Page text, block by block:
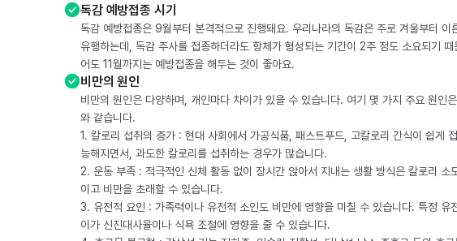
독감 예방접종 시기
독감 예방접종은 9월부터 본격적으로 진행돼요. 우리나라의 독감은 주로 겨울부터 이
유행하는데, 독감 주사를 접종하더라도 항체가 형성되는 기간이 2주 정도 소요되기 때
어도 11월까지는 예방접종을 해두는 것이 좋아요.
비만의 원인
비만의 원인은 다양하며, 개인마다 차이가 있을 수 있습니다. 여기 몇 가지 주요 원인
와 같습니다.
1. 칼로리 섭취의 증가 : 현대 사회에서 가공식품, 패스트푸드, 고칼로리 간식이 쉽게
능해지면서, 과도한 칼로리를 섭취하는 경우가 많습니다.
2. 운동 부족 : 적극적인 신체 활동 없이 장시간 앉아서 지내는 생활 방식은 칼로리 소
이고 비만을 초래할 수 있습니다.
3. 유전적 요인 : 가족력이나 유전적 소인도 비만에 영향을 미칠 수 있습니다. 특정 유
이가 신진대사율이나 식욕 조절에 영향을 줄 수 있습니다.